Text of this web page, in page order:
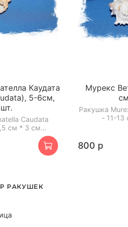
Каудата
5-6см,
Caudata
см * 3 см...
Мурекс
Ракушка
- 11-13
800 р
РАКУШЕК